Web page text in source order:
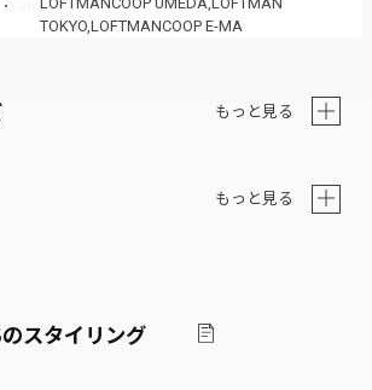
TOKYO,LOFTMANCOOP E-MA
もっと見る
もっと見る
のスタイリング